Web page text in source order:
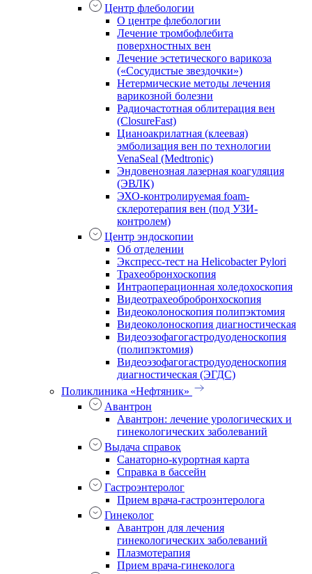
Центр флебологии
О центре флебологии
Лечение тромбофлебита
поверхностных вен
Лечение эстетического варикоза
(«Сосудистые звездочки»)
Нетермические методы лечения
варикозной болезни
Радиочастотная облитерация вен
(ClosureFast)
Цианоакрилатная (клеевая)
эмболизация вен по технологии
VenaSeal (Medtronic)
Эндовенозная лазерная коагуляция
(ЭВЛК)
ЭХО-контролируемая foam-
склеротерапия вен (под УЗИ-
контролем)
Центр эндоскопии
Об отделении
Экспресс-тест на Helicobacter Pylori
Трахеобронхоскопия
Интраоперационная холедохоскопия
Видеотрахеобробронхоскопия
Видеоколоноскопия полипэктомия
Видеоколоноскопия диагностическая
Видеоэзофагогастродуоденоскопия
(полипэктомия)
Видеоэзофагогастродуоденоскопия
диагностическая (ЭГДС)
Поликлиника «Нефтяник»
Авантрон
Авантрон: лечение урологических и
гинекологических заболеваний
Выдача справок
Санаторно-курортная карта
Справка в бассейн
Гастроэнтеролог
Прием врача-гастроэнтеролога
Гинеколог
Авантрон для лечения
гинекологических заболеваний
Плазмотерапия
Прием врача-гинеколога